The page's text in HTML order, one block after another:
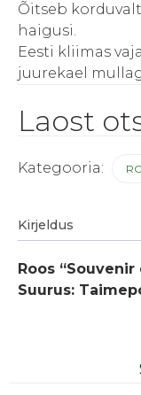
Õitseb
haigusi.
Eesti kliimas
juurekael
Laost
Kategooria:
Kirjeldus
Roos
Suurus: